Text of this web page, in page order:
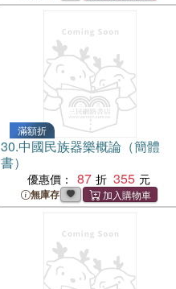
滿額折
30.中國民族器樂概論（簡體
書）
優惠價： 87 355
無庫存